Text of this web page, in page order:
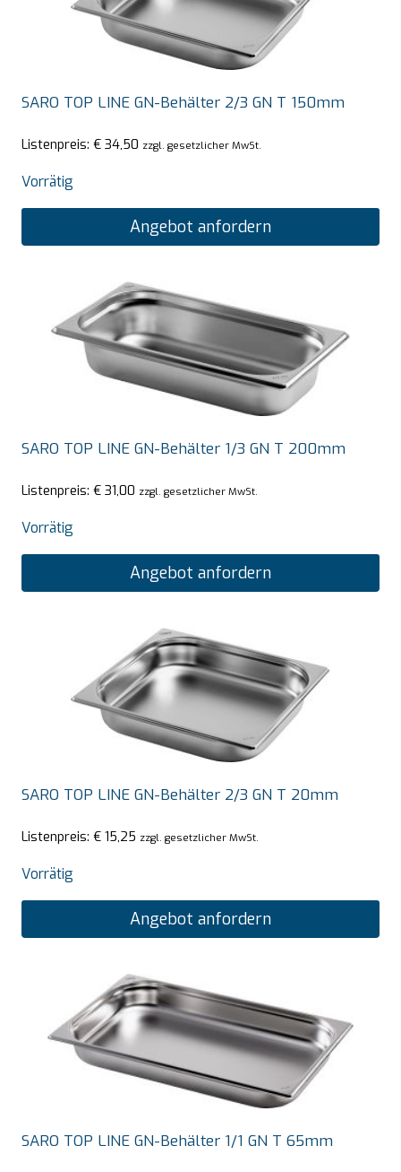
SARO TOP LINE GN-Behälter 2/3 GN T 150mm
Listenpreis: € 34,50 zzgl. gesetzlicher MwSt.
Vorrätig
Angebot anfordern
SARO TOP LINE GN-Behälter 1/3 GN T 200mm
Listenpreis: € 31,00 zzgl. gesetzlicher MwSt.
Vorrätig
Angebot anfordern
SARO TOP LINE GN-Behälter 2/3 GN T 20mm
Listenpreis: € 15,25 zzgl. gesetzlicher MwSt.
Vorrätig
Angebot anfordern
SARO TOP LINE GN-Behälter 1/1 GN T 65mm